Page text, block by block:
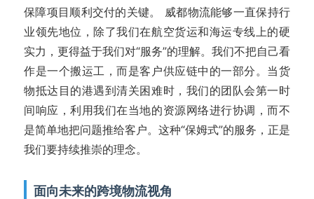
保障项目顺利交付的关键。 威都物流能够一直保持行
业领先地位，除了我们在航空货运和海运专线上的硬
实力，更得益于我们对“服务”的理解。我们不把自己看
作是一个搬运工，而是客户供应链中的一部分。当货
物抵达目的港遇到清关困难时，我们的团队会第一时
间响应，利用我们在当地的资源网络进行协调，而不
是简单地把问题推给客户。这种“保姆式”的服务，正是
我们要持续推崇的理念。
面向未来的跨境物流视角